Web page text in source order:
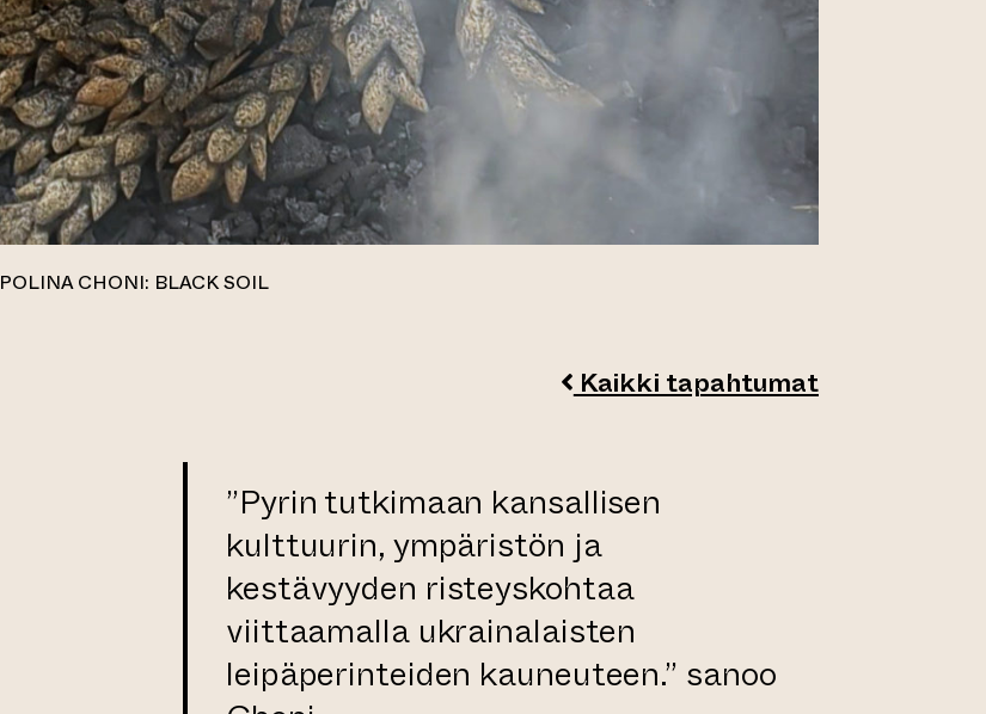
POLINA CHONI: BLACK SOIL
Kaikki tapahtumat
”Pyrin tutkimaan kansallisen
kulttuurin, ympäristön ja
kestävyyden risteyskohtaa
viittaamalla ukrainalaisten
leipäperinteiden kauneuteen.” sanoo